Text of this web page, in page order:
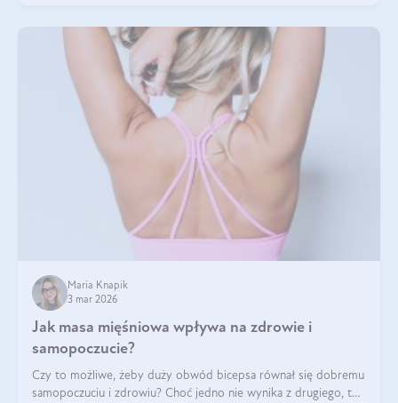
Maria Knapik
3 mar 2026
Jak masa mięśniowa wpływa na zdrowie i
samopoczucie?
Czy to możliwe, żeby duży obwód bicepsa równał się dobremu
samopoczuciu i zdrowiu? Choć jedno nie wynika z drugiego, to